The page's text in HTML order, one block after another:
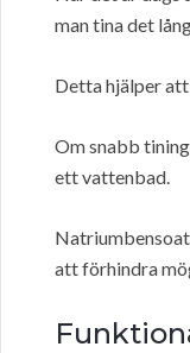
man tina det
Detta hjälper
Om snabb
ett vattenbad.
att förhindra